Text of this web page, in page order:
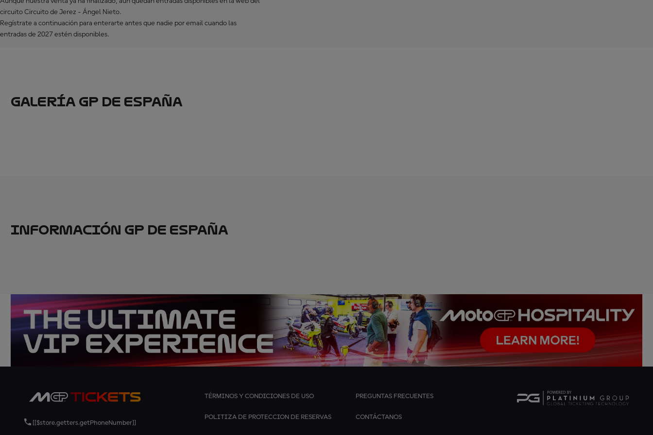
circuito Circuito de Jerez - Ángel Nieto.
Regístrate a continuación para enterarte antes que nadie por email cuando las
entradas de 2027 estén disponibles.
GALERÍA GP DE ESPAÑA
INFORMACIÓN GP DE ESPAÑA
[[$store.getters.getPhoneNumber]]
TÉRMINOS Y CONDICIONES DE USO
POLITIZA DE PROTECCION DE RESERVAS
PREGUNTAS FRECUENTES
CONTÁCTANOS